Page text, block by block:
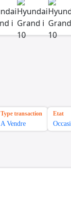
Type transaction
A Vendre
Etat